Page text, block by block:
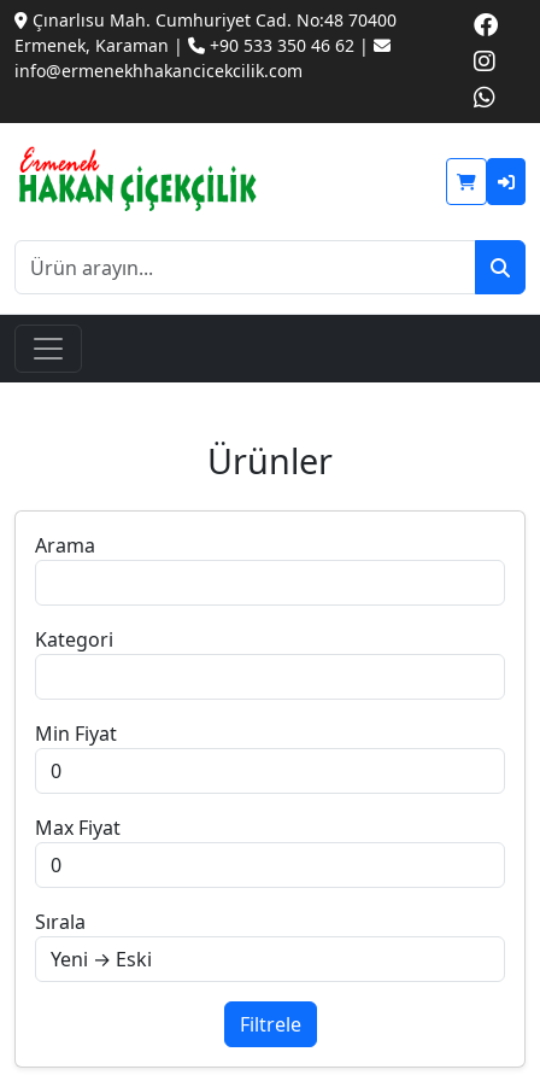
Çınarlısu Mah. Cumhuriyet Cad. No:48 70400
Ermenek, Karaman |
+90 533 350 46 62 |
info@ermenekhhakancicekcilik.com
Ürünler
Arama
Kategori
Min Fiyat
Max Fiyat
Sırala
Filtrele